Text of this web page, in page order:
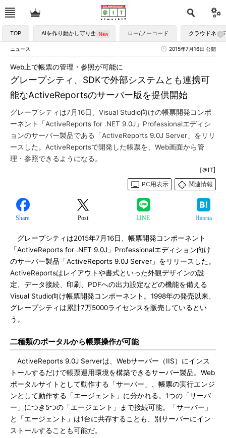
TOP AIを作り動かし守り生かす ロー/ノーコード クラウドネイ
ニュース 2015年7月16日 公開
グレープシティ、SDKで外部システムとも連携可
能なActiveReportsのサーバー版を提供開始
Web上で帳票の管理・参照が可能に
グレープシティは7月16日、Visual Studio向けの帳票開発コンポ
ーネント「ActiveReports for .NET 9.0J」Professionalエディシ
ョンのサーバー製品である「ActiveReports 9.0J Server」をリリ
ースした。ActiveReportsで開発した帳票を、Web画面から管
理・参照できるようになる。
[＠IT]
PC用表示
関連情報
Share Post LINE Hatena
グレープシティは2015年7月16日、帳票開発コンポーネント
「ActiveReports for .NET 9.0J」Professionalエディション向け
のサーバー製品「ActiveReports 9.0J Server」をリリースした。
ActiveReportsはレイアウトや書式といった外観デザインの設
定、データ接続、印刷、PDFへの出力設定などの機能を備える
Visual Studio向け帳票開発コンポーネント。1998年の発売以来、
グレープシティは累計7万5000ライセンスを販売しているとい
う。
二種類のポータルから帳票操作が可能
ActiveReports 9.0J Serverは、Webサーバー（IIS）にインス
トールするだけで帳票運用環境を構築できるサーバー製品。Web
ポータルサイトとして動作する「サーバー」、帳票の実行エンジ
ンとして動作する「エージェント」に分かれる。1つの「サーバ
ー」につき5つの「エージェント」まで接続可能。「サーバー」
と「エージェント」は1台に共存することも、別サーバーにイン
ストールすることも可能だ。